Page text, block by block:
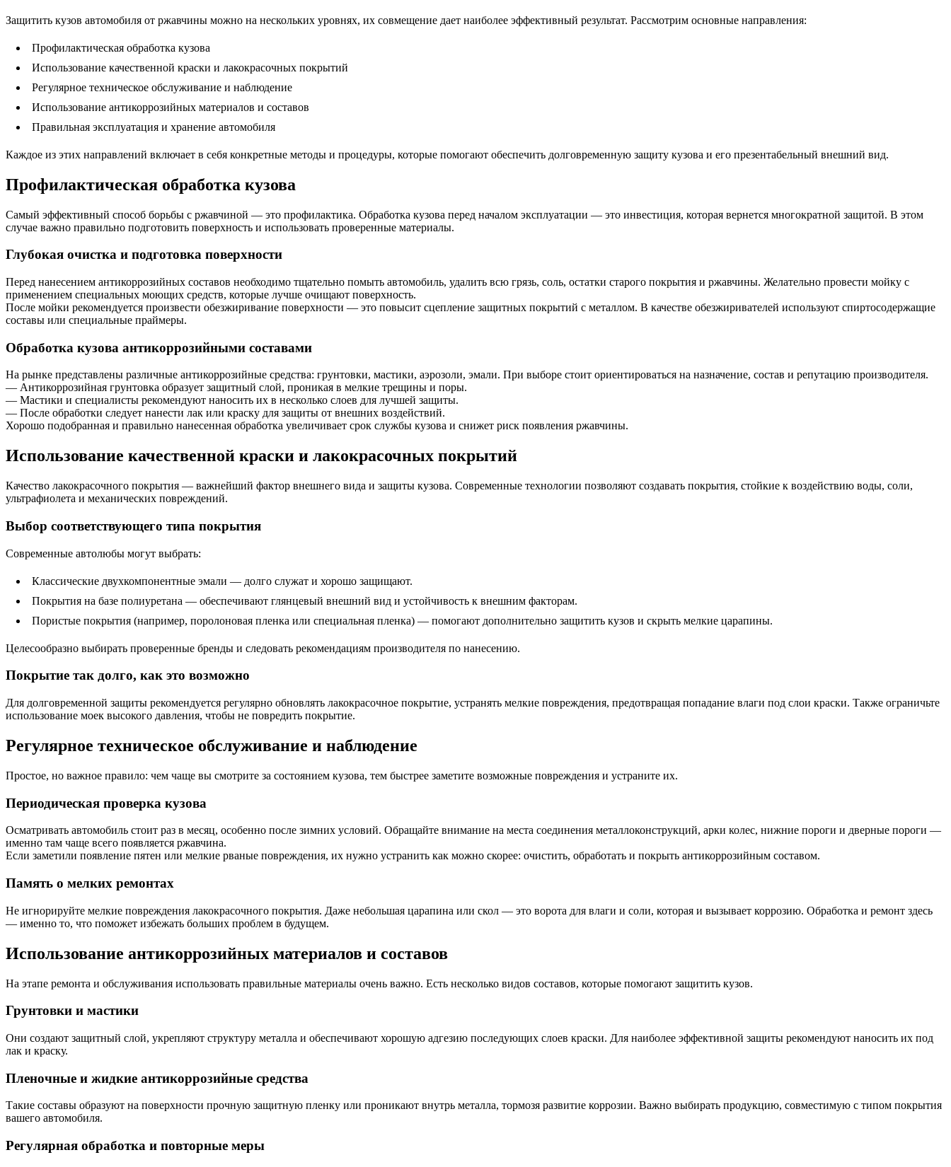
Защитить кузов автомобиля от ржавчины можно на нескольких уровнях, их совмещение дает наиболее эффективный результат. Рассмотрим основные направления:
Профилактическая обработка кузова
Использование качественной краски и лакокрасочных покрытий
Регулярное техническое обслуживание и наблюдение
Использование антикоррозийных материалов и составов
Правильная эксплуатация и хранение автомобиля
Каждое из этих направлений включает в себя конкретные методы и процедуры, которые помогают обеспечить долговременную защиту кузова и его презентабельный внешний вид.
Профилактическая обработка кузова
Самый эффективный способ борьбы с ржавчиной — это профилактика. Обработка кузова перед началом эксплуатации — это инвестиция, которая вернется многократной защитой. В этом
случае важно правильно подготовить поверхность и использовать проверенные материалы.
Глубокая очистка и подготовка поверхности
Перед нанесением антикоррозийных составов необходимо тщательно помыть автомобиль, удалить всю грязь, соль, остатки старого покрытия и ржавчины. Желательно провести мойку с
применением специальных моющих средств, которые лучше очищают поверхность.
После мойки рекомендуется произвести обезжиривание поверхности — это повысит сцепление защитных покрытий с металлом. В качестве обезжиривателей используют спиртосодержащие
составы или специальные праймеры.
Обработка кузова антикоррозийными составами
На рынке представлены различные антикоррозийные средства: грунтовки, мастики, аэрозоли, эмали. При выборе стоит ориентироваться на назначение, состав и репутацию производителя.
— Антикоррозийная грунтовка образует защитный слой, проникая в мелкие трещины и поры.
— Мастики и специалисты рекомендуют наносить их в несколько слоев для лучшей защиты.
— После обработки следует нанести лак или краску для защиты от внешних воздействий.
Хорошо подобранная и правильно нанесенная обработка увеличивает срок службы кузова и снижет риск появления ржавчины.
Использование качественной краски и лакокрасочных покрытий
Качество лакокрасочного покрытия — важнейший фактор внешнего вида и защиты кузова. Современные технологии позволяют создавать покрытия, стойкие к воздействию воды, соли,
ультрафиолета и механических повреждений.
Выбор соответствующего типа покрытия
Современные автолюбы могут выбрать:
Классические двухкомпонентные эмали — долго служат и хорошо защищают.
Покрытия на базе полиуретана — обеспечивают глянцевый внешний вид и устойчивость к внешним факторам.
Пористые покрытия (например, поролоновая пленка или специальная пленка) — помогают дополнительно защитить кузов и скрыть мелкие царапины.
Целесообразно выбирать проверенные бренды и следовать рекомендациям производителя по нанесению.
Покрытие так долго, как это возможно
Для долговременной защиты рекомендуется регулярно обновлять лакокрасочное покрытие, устранять мелкие повреждения, предотвращая попадание влаги под слои краски. Также ограничьте
использование моек высокого давления, чтобы не повредить покрытие.
Регулярное техническое обслуживание и наблюдение
Простое, но важное правило: чем чаще вы смотрите за состоянием кузова, тем быстрее заметите возможные повреждения и устраните их.
Периодическая проверка кузова
Осматривать автомобиль стоит раз в месяц, особенно после зимних условий. Обращайте внимание на места соединения металлоконструкций, арки колес, нижние пороги и дверные пороги —
именно там чаще всего появляется ржавчина.
Если заметили появление пятен или мелкие рваные повреждения, их нужно устранить как можно скорее: очистить, обработать и покрыть антикоррозийным составом.
Память о мелких ремонтах
Не игнорируйте мелкие повреждения лакокрасочного покрытия. Даже небольшая царапина или скол — это ворота для влаги и соли, которая и вызывает коррозию. Обработка и ремонт здесь
— именно то, что поможет избежать больших проблем в будущем.
Использование антикоррозийных материалов и составов
На этапе ремонта и обслуживания использовать правильные материалы очень важно. Есть несколько видов составов, которые помогают защитить кузов.
Грунтовки и мастики
Они создают защитный слой, укрепляют структуру металла и обеспечивают хорошую адгезию последующих слоев краски. Для наиболее эффективной защиты рекомендуют наносить их под
лак и краску.
Пленочные и жидкие антикоррозийные средства
Такие составы образуют на поверхности прочную защитную пленку или проникают внутрь металла, тормозя развитие коррозии. Важно выбирать продукцию, совместимую с типом покрытия
вашего автомобиля.
Регулярная обработка и повторные меры